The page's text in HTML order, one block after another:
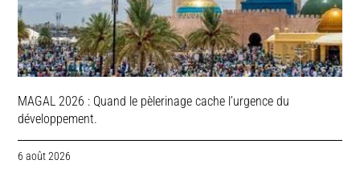
MAGAL 2026 : Quand le pèlerinage cache l’urgence du
développement.
6 août 2026